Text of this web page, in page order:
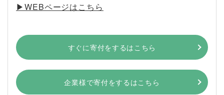
▶︎WEBページはこちら
すぐに寄付をするはこちら
企業様で寄付をするはこちら